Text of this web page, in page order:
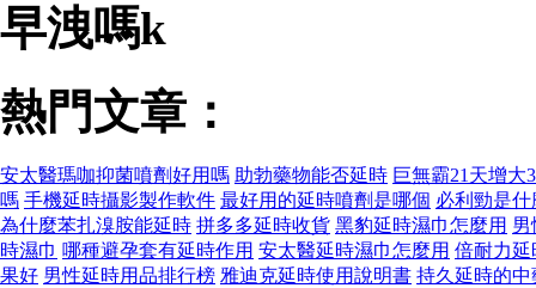
早洩嗎k
熱門文章：
安太醫瑪咖抑菌噴劑好用嗎 助勃藥物能否延時 巨無霸21天增大
嗎 手機延時攝影製作軟件 最好用的延時噴劑是哪個 必利勁是什
為什麼苯扎溴胺能延時 拼多多延時收貨 黑豹延時濕巾怎麼用 男
時濕巾 哪種避孕套有延時作用 安太醫延時濕巾怎麼用 倍耐力延
果好 男性延時用品排行榜 雅迪克延時使用說明書 持久延時的中